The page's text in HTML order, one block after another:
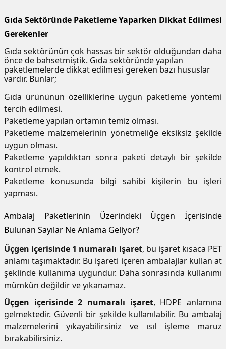
Gıda Sektöründe Paketleme Yaparken Dikkat Edilmesi
Gerekenler
Gıda sektörünün çok hassas bir sektör olduğundan daha
önce de bahsetmiştik. Gıda sektöründe yapılan
paketlemelerde dikkat edilmesi gereken bazı hususlar
vardır. Bunlar;
Gıda ürününün özelliklerine uygun paketleme yöntemi
tercih edilmesi.
Paketleme yapılan ortamın temiz olması.
Paketleme malzemelerinin yönetmeliğe eksiksiz şekilde
uygun olması.
Paketleme yapıldıktan sonra paketi detaylı bir şekilde
kontrol etmek.
Paketleme konusunda bilgi sahibi kişilerin bu işleri
yapması.
Ambalaj Paketlerinin Üzerindeki Üçgen İçerisinde
Bulunan Sayılar Ne Anlama Geliyor?
Üçgen içerisinde 1 numaralı işaret, bu işaret kısaca PET
anlamı taşımaktadır. Bu işareti içeren ambalajlar kullan at
şeklinde kullanıma uygundur. Daha sonrasında kullanımı
mümkün değildir ve yıkanamaz.
Üçgen içerisinde 2 numaralı işaret, HDPE anlamına
gelmektedir. Güvenli bir şekilde kullanılabilir. Bu ambalaj
malzemelerini yıkayabilirsiniz ve ısıl işleme maruz
bırakabilirsiniz.